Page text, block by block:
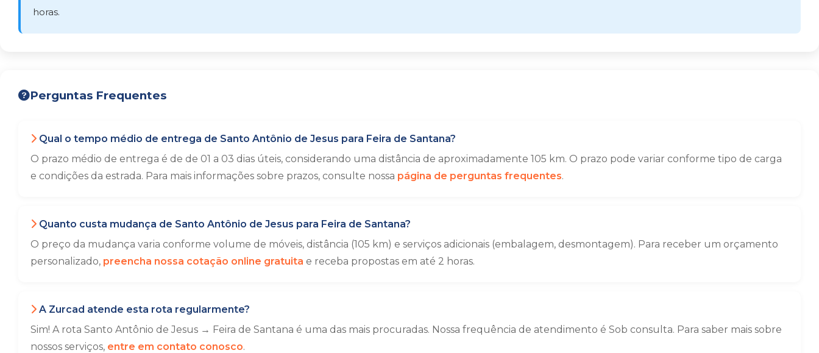
horas.
Perguntas Frequentes
Qual o tempo médio de entrega de Santo Antônio de Jesus para Feira de Santana?
O prazo médio de entrega é de de 01 a 03 dias úteis, considerando uma distância de aproximadamente 105 km. O prazo pode variar conforme tipo de carga
e condições da estrada. Para mais informações sobre prazos, consulte nossa página de perguntas frequentes.
Quanto custa mudança de Santo Antônio de Jesus para Feira de Santana?
O preço da mudança varia conforme volume de móveis, distância (105 km) e serviços adicionais (embalagem, desmontagem). Para receber um orçamento
personalizado, preencha nossa cotação online gratuita e receba propostas em até 2 horas.
A Zurcad atende esta rota regularmente?
Sim! A rota Santo Antônio de Jesus → Feira de Santana é uma das mais procuradas. Nossa frequência de atendimento é Sob consulta. Para saber mais sobre
nossos serviços, entre em contato conosco.